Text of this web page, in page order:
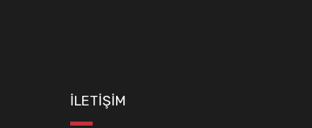
İLETİŞİM